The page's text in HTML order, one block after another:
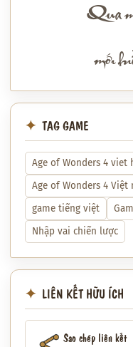
Qua
mới
TAG GAME
Age of Wonders 4 viet
Age of Wonders 4 Việt
game tiếng việt
Nhập vai chiến lược
LIÊN KẾT HỮU ÍCH
Sao chép liên kết